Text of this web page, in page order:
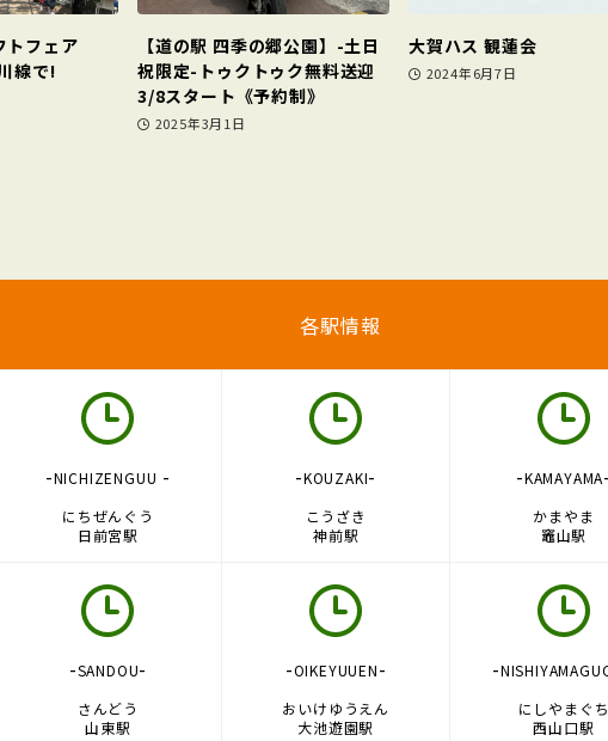
トフェア
線で!
【道の駅 四季の郷公園】-土日
祝限定-トゥクトゥク無料送迎
3/8スタート《予約制》
2025年3月1日
大賀ハス 観蓮会
2024年6月7日
各駅情報
-NICHIZENGUU -
にちぜんぐう
日前宮駅
-KOUZAKI-
こうざき
神前駅
-KAMAYAMA
かまやま
竈山駅
-SANDOU-
さんどう
山東駅
-OIKEYUUEN-
おいけゆうえん
大池遊園駅
-
にしやまぐ
西山口駅